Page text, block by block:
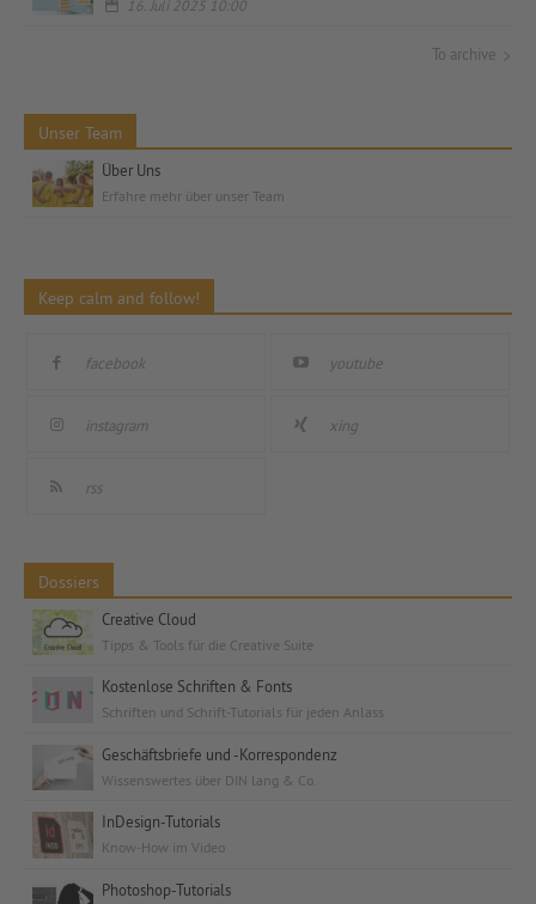
16. Juli 2025 10:00
To archive
Unser Team
Über Uns
Erfahre mehr über unser Team
Keep calm and follow!
facebook youtube
instagram xing
rss
Dossiers
Creative Cloud
Tipps & Tools für die Creative Suite
Kostenlose Schriften & Fonts
Schriften und Schrift-Tutorials für jeden Anlass
Geschäftsbriefe und -Korrespondenz
Wissenswertes über DIN lang & Co.
InDesign-Tutorials
Know-How im Video
Photoshop-Tutorials